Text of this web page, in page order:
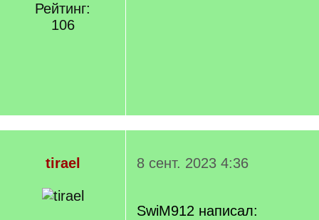
Рейтинг:
106
tirael 8 сент. 2023 4:36
SwiM912 написал: